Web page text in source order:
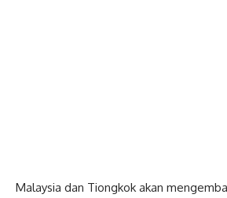
Malaysia dan Tiongkok akan